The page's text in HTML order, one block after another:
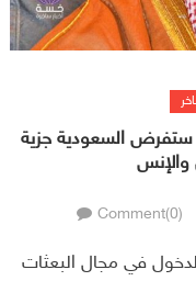
ستفرض السعودية جزية
والإنس
Comment(0)
في مجال البعثات